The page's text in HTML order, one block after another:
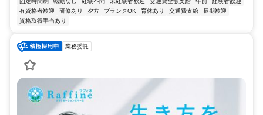
有資格者歓迎
研修あり 夕方 ブランクOK 育休あり 交通費支給
長期歓迎
資格取得手当あり
業務委託